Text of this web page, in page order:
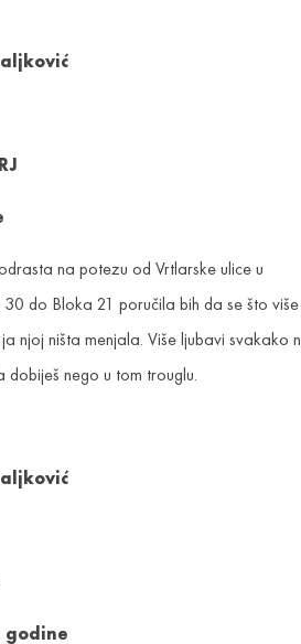
na potezu od Vrtlarske ulice u
do Bloka 21 poručila bih da se što više
njoj ništa menjala. Više ljubavi svakako
dobiješ nego u tom trouglu.
godine